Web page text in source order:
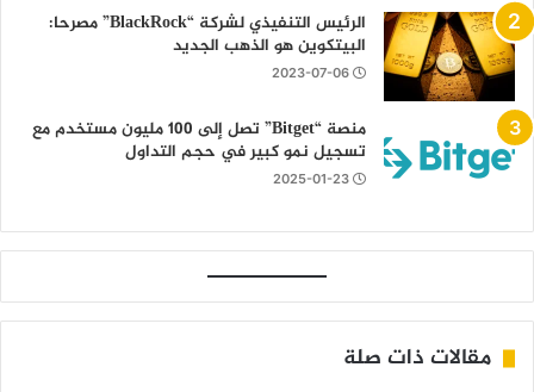
الرئيس التنفيذي لشركة “BlackRock” مصرحا:
البيتكوين هو الذهب الجديد
2023-07-06
منصة “Bitget” تصل إلى 100 مليون مستخدم مع
تسجيل نمو كبير في حجم التداول
2025-01-23
مقالات ذات صلة